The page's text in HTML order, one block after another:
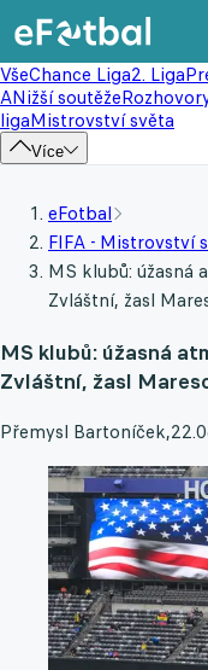
VšeChance Liga2. Liga
ANižší soutěže
ligaMistrovství světa
Více
eFotbal
FIFA - Mistrovství
MS klubů: úžasná
Zvláštní, žasl
MS klubů: úžasná
Zvláštní, žasl
Přemysl Bartoníček,